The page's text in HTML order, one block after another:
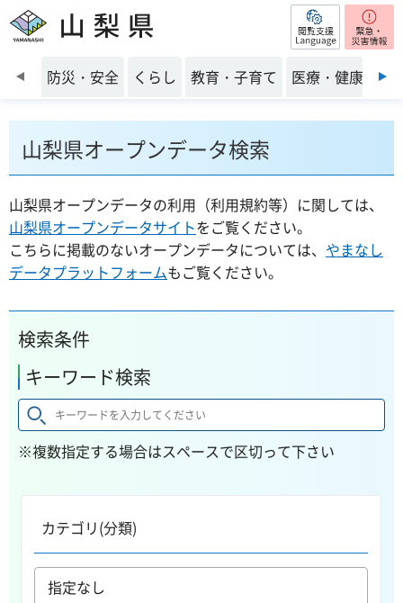
山梨県 閲覧支援
前のスライドを表示
防災・安全 くらし 教育・子育て 医療・健康・福
山梨県オープンデータ検索
山梨県オープンデータの利用（利用規約等）に関しては、
山梨県オープンデータサイトをご覧ください。
こちらに掲載のないオープンデータについては、 やまなし
データプラットフォームもご覧ください。
検索条件
キーワード検索
※複数指定する場合はスペースで区切って下さい
カテゴリ(分類)